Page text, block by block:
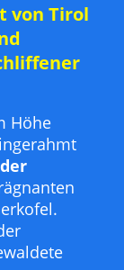
von Tirol
Höhe